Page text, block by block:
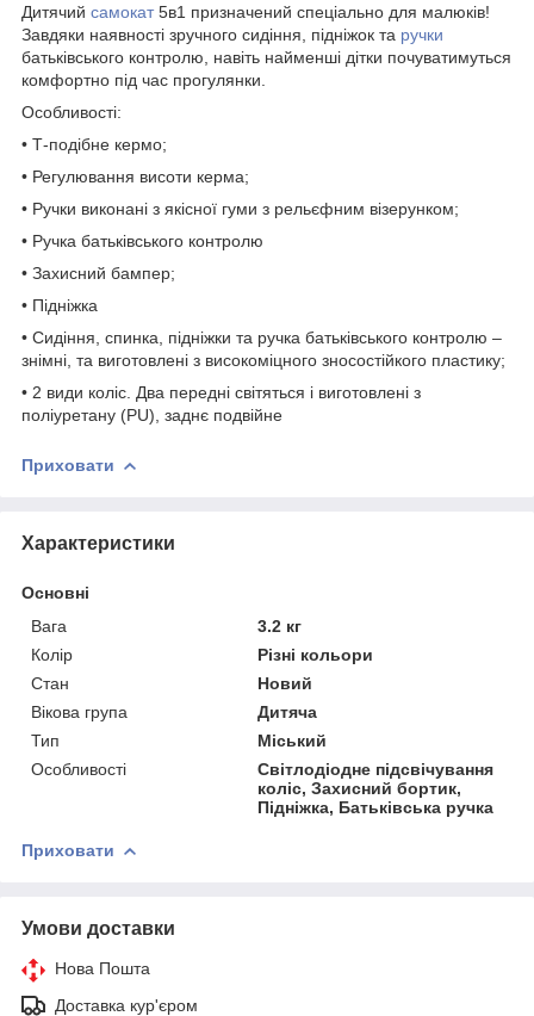
Дитячий самокат5в1 призначений спеціально для малюків!
Завдяки наявності зручного сидіння, підніжок та ручки
батьківського контролю, навіть найменші дітки почуватимуться
комфортно під час прогулянки.
Особливості:
• Т-подібне кермо;
• Регулювання висоти керма;
• Ручки виконані з якісної гуми з рельєфним візерунком;
• Ручка батьківського контролю
• Захисний бампер;
• Підніжка
• Сидіння, спинка, підніжки та ручка батьківського контролю –
знімні, та виготовлені з високоміцного зносостійкого пластику;
• 2 види коліс. Два передні світяться і виготовлені з
поліуретану (PU), заднє подвійне
Приховати
Характеристики
Основні
Вага
3.2 кг
Колір
Різні кольори
Стан
Новий
Вікова група
Дитяча
Тип
Міський
Особливості
Світлодіодне підсвічування
коліс, Захисний бортик,
Підніжка, Батьківська ручка
Приховати
Умови доставки
Нова Пошта
Доставка кур'єром